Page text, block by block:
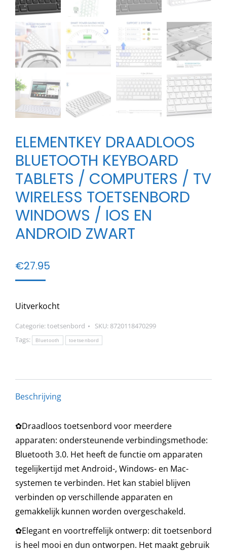
ELEMENTKEY DRAADLOOS
BLUETOOTH KEYBOARD
TABLETS / COMPUTERS / TV
WIRELESS TOETSENBORD
WINDOWS / IOS EN
ANDROID ZWART
€27.95
Uitverkocht
Categorie:toetsenbord SKU:8720118470299
Tags:
Bluetooth toetsenbord
Beschrijving
✿Draadloos toetsenbord voor meerdere
apparaten: ondersteunende verbindingsmethode:
Bluetooth 3.0. Het heeft de functie om apparaten
tegelijkertijd met Android-, Windows- en Mac-
systemen te verbinden. Het kan stabiel blijven
verbinden op verschillende apparaten en
gemakkelijk kunnen worden overgeschakeld.
✿Elegant en voortreffelijk ontwerp: dit toetsenbord
is heel mooi en dun ontworpen. Het maakt gebruik